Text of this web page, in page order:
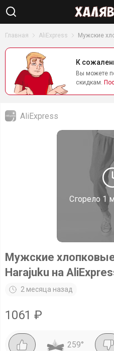
Главная AliExpress Мужские
К
Вы можете
скидкам.
Сгорело 1
AliExpress
Мужские
Harajuku на
2 месяца назад
1061 ₽
259°